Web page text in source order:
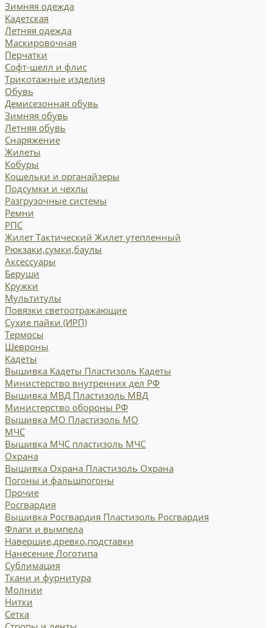
Зимняя одежда
Кадетская
Летняя одежда
Маскировочная
Перчатки
Софт-шелл и флис
Трикотажные изделия
Обувь
Демисезонная обувь
Зимняя обувь
Летняя обувь
Снаряжение
Жилеты
Кобуры
Кошельки и органайзеры
Подсумки и чехлы
Разгрузочные системы
Ремни
РПС
Жилет Тактический Жилет утепленный
Рюкзаки,сумки,баулы
Аксессуары
Беруши
Кружки
Мультитулы
Повязки светоотражающие
Сухие пайки (ИРП)
Термосы
Шевроны
Кадеты
Вышивка Кадеты Пластизоль Кадеты
Министерство внутренних дел РФ
Вышивка МВД Пластизоль МВД
Министерство обороны РФ
Вышивка МО Пластизоль МО
МЧС
Вышивка МЧС пластизоль МЧС
Охрана
Вышивка Охрана Пластизоль Охрана
Погоны и фальшпогоны
Прочие
Росгвардия
Вышивка Росгвардия Пластизоль Росгвардия
Флаги и вымпела
Навершие,древко,подставки
Нанесение Логотипа
Сублимация
Ткани и фурнитура
Молнии
Нитки
Сетка